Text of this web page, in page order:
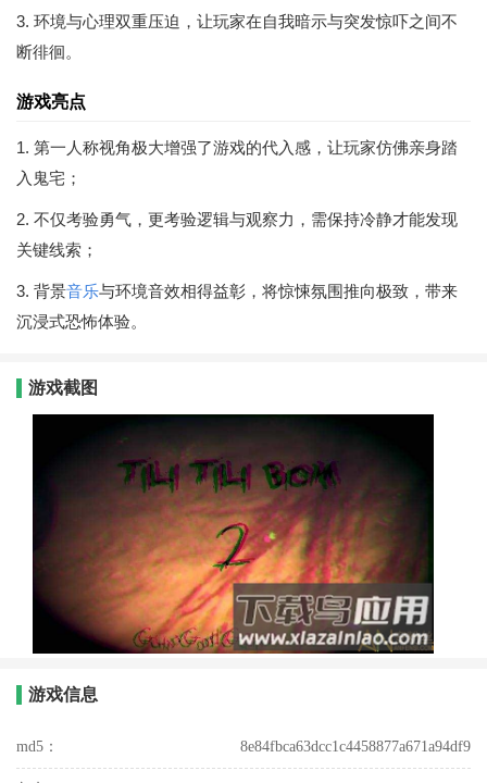
3. 环境与心理双重压迫，让玩家在自我暗示与突发惊吓之间不
断徘徊。
游戏亮点
1. 第一人称视角极大增强了游戏的代入感，让玩家仿佛亲身踏
入鬼宅；
2. 不仅考验勇气，更考验逻辑与观察力，需保持冷静才能发现
关键线索；
3. 背景音乐与环境音效相得益彰，将惊悚氛围推向极致，带来
沉浸式恐怖体验。
游戏截图
游戏信息
md5： 8e84fbca63dcc1c4458877a671a94df9